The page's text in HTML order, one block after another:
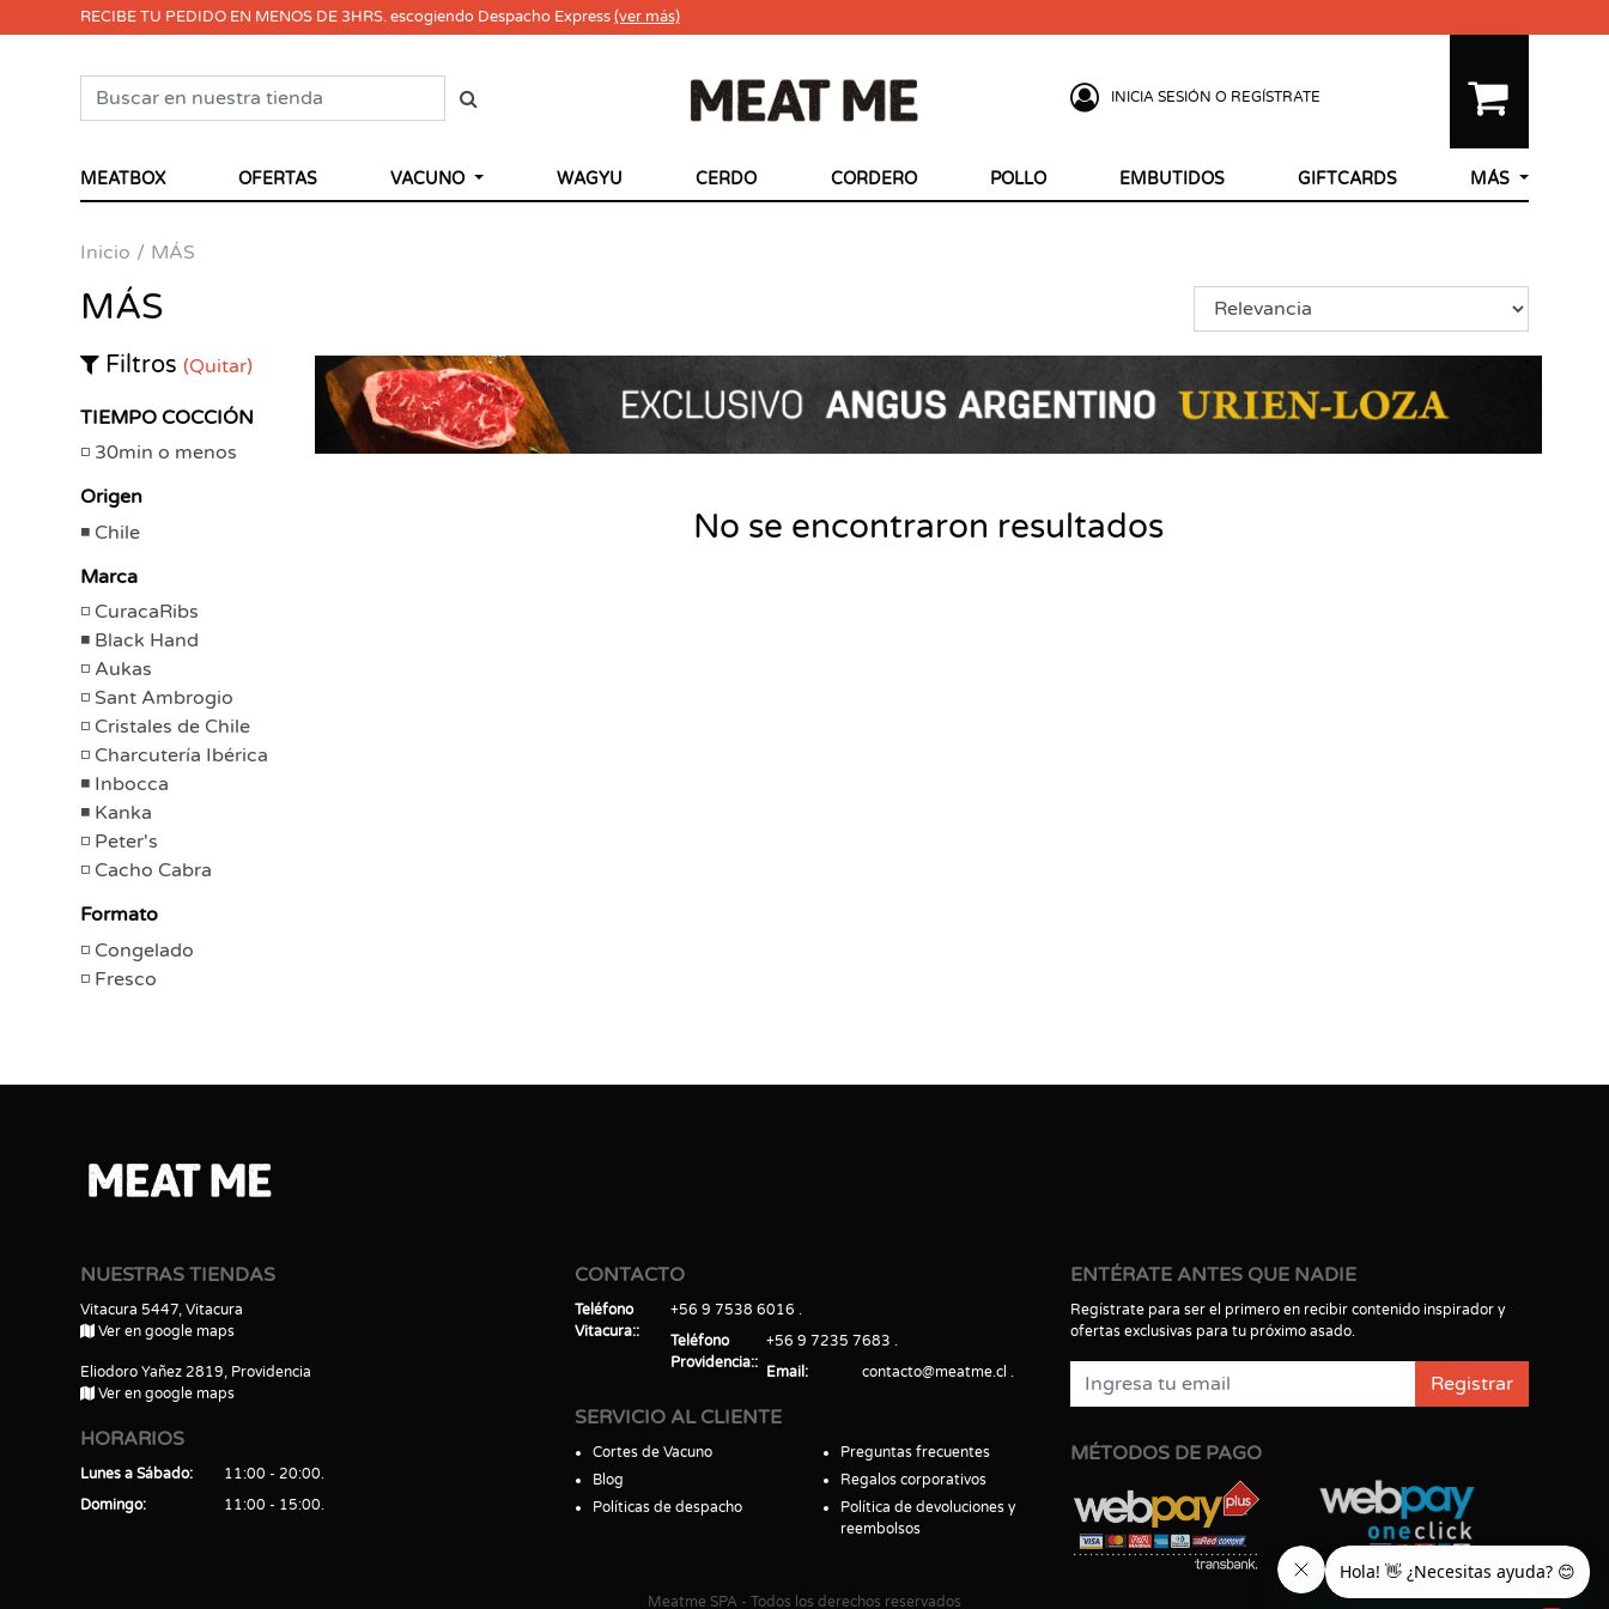
RECIBE TU PEDIDO EN MENOS DE 3HRS. escogiendo Despacho Express(ver más)
INICIA SESIÓN O REGÍSTRATE
MEATBOX OFERTAS VACUNO WAGYU CERDO CORDERO POLLO EMBUTIDOS GIFTCARDS MÁS
Inicio MÁS
MÁS
Filtros (Quitar)
TIEMPO COCCIÓN
30min o menos
Origen
Chile
Marca
CuracaRibs
Black Hand
Aukas
Sant Ambrogio
Cristales de Chile
Charcutería Ibérica
Inbocca
Kanka
Peter's
Cacho Cabra
Formato
Congelado
Fresco
No se encontraron resultados
NUESTRAS TIENDAS
Vitacura 5447, Vitacura
Ver en google maps
Eliodoro Yañez 2819, Providencia
Ver en google maps
HORARIOS
Lunes a Sábado
11:00 - 20:00
Domingo
11:00 - 15:00
CONTACTO
Teléfono
Vitacura:
+56 9 7538 6016
Teléfono
Providencia:
+56 9 7235 7683
Email
contacto@meatme.cl
SERVICIO AL CLIENTE
Cortes de Vacuno
Blog
Políticas de despacho
Preguntas frecuentes
Regalos corporativos
Política de devoluciones y
reembolsos
ENTÉRATE ANTES QUE NADIE
Regístrate para ser el primero en recibir contenido inspirador y
ofertas exclusivas para tu próximo asado.
Registrar
MÉTODOS DE PAGO
Meatme SPA - Todos los derechos reservados